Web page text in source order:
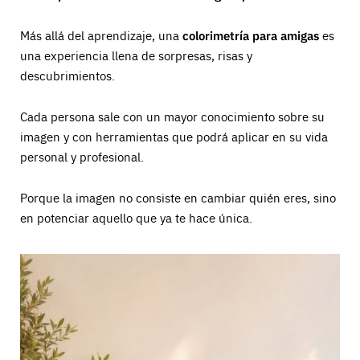
Más allá del aprendizaje, una colorimetría para amigases
una experiencia llena de sorpresas, risas y
descubrimientos.
Cada persona sale con un mayor conocimiento sobre su
imagen y con herramientas que podrá aplicar en su vida
personal y profesional.
Porque la imagen no consiste en cambiar quién eres, sino
en potenciar aquello que ya te hace única.